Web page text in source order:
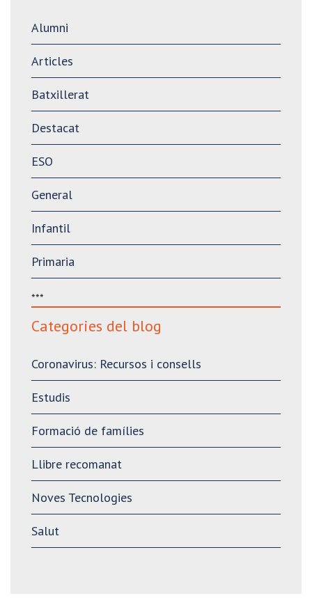
Alumni
Articles
Batxillerat
Destacat
ESO
General
Infantil
Primaria
***
Categories del blog
Coronavirus: Recursos i consells
Estudis
Formació de famílies
Llibre recomanat
Noves Tecnologies
Salut